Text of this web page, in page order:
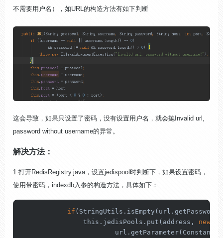
不需要用户名），如URL的构造方法有如下判断
这会导致，如果只设置了密码，没有设置用户名，就会抛Invalid url,
password without username的异常。
解决方法：
1.打开RedisRegistry.java，设置jedispool时判断下，如果设置密码，
使用带密码，indexdb入参的构造方法，具体如下：
if
this .jedisPools.put(address, new